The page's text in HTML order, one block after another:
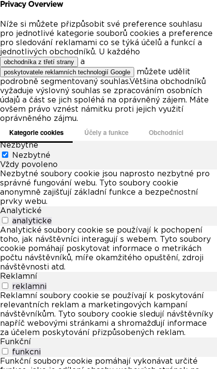
Privacy Overview
Níže si můžete přizpůsobit své preference souhlasu
pro jednotlivé kategorie souborů cookies a preference
pro sledování reklamami co se týká účelů a funkcí a
jednotlivých obchodníků. U každého
obchodníka z třetí strany a
poskytovatele reklamních technologií Google
můžete udělit
podrobně segmentovaný souhlas.Většina obchodníků
vyžaduje výslovný souhlas se zpracováním osobních
údajů a část se jich spoléhá na oprávněný zájem. Máte
ovšem právo vznést námitku proti jejich využití
oprávněného zájmu.
Kategorie cookies Účely a funkce Obchodníci
Nezbytné
Nezbytné
Vždy povoleno
Nezbytné soubory cookie jsou naprosto nezbytné pro
správné fungování webu. Tyto soubory cookie
anonymně zajišťují základní funkce a bezpečnostní
prvky webu.
Analytické
analyticke
Analytické soubory cookie se používají k pochopení
toho, jak návštěvníci interagují s webem. Tyto soubory
cookie pomáhají poskytovat informace o metrikách
počtu návštěvníků, míře okamžitého opuštění, zdroji
návštěvnosti atd.
Reklamní
reklamni
Reklamní soubory cookie se používají k poskytování
relevantních reklam a marketingových kampaní
návštěvníkům. Tyto soubory cookie sledují návštěvníky
napříč webovými stránkami a shromažďují informace
za účelem poskytování přizpůsobených reklam.
Funkční
funkcni
Funkční soubory cookie pomáhají vykonávat určité